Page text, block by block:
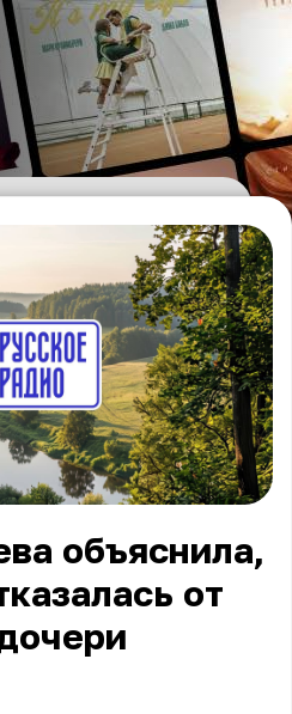
объяснила,
от